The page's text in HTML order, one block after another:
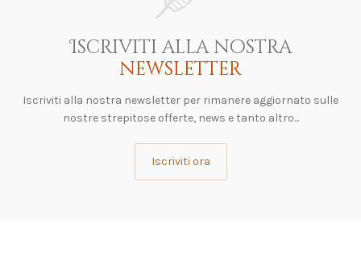
Iscriviti alla nostra
newsletter
Iscriviti alla nostra newsletter per rimanere aggiornato sulle
nostre strepitose offerte, news e tanto altro...
Iscriviti ora